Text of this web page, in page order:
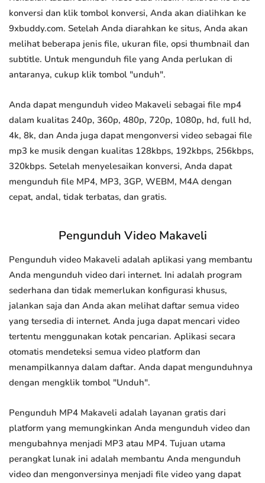
konversi dan klik tombol konversi, Anda akan dialihkan ke
9xbuddy.com. Setelah Anda diarahkan ke situs, Anda akan
melihat beberapa jenis file, ukuran file, opsi thumbnail dan
subtitle. Untuk mengunduh file yang Anda perlukan di
antaranya, cukup klik tombol "unduh".
Anda dapat mengunduh video Makaveli sebagai file mp4
dalam kualitas 240p, 360p, 480p, 720p, 1080p, hd, full hd,
4k, 8k, dan Anda juga dapat mengonversi video sebagai file
mp3 ke musik dengan kualitas 128kbps, 192kbps, 256kbps,
320kbps. Setelah menyelesaikan konversi, Anda dapat
mengunduh file MP4, MP3, 3GP, WEBM, M4A dengan
cepat, andal, tidak terbatas, dan gratis.
Pengunduh Video Makaveli
Pengunduh video Makaveli adalah aplikasi yang membantu
Anda mengunduh video dari internet. Ini adalah program
sederhana dan tidak memerlukan konfigurasi khusus,
jalankan saja dan Anda akan melihat daftar semua video
yang tersedia di internet. Anda juga dapat mencari video
tertentu menggunakan kotak pencarian. Aplikasi secara
otomatis mendeteksi semua video platform dan
menampilkannya dalam daftar. Anda dapat mengunduhnya
dengan mengklik tombol "Unduh".
Pengunduh MP4 Makaveli adalah layanan gratis dari
platform yang memungkinkan Anda mengunduh video dan
mengubahnya menjadi MP3 atau MP4. Tujuan utama
perangkat lunak ini adalah membantu Anda mengunduh
video dan mengonversinya menjadi file video yang dapat